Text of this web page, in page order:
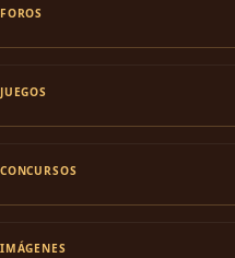
FOROS
JUEGOS
CONCURSOS
IMÁGENES